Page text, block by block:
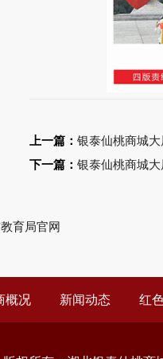
上一篇： 银泰仙桃商城
下一篇： 银泰仙桃商城
育局官网
概况 新闻动态 红